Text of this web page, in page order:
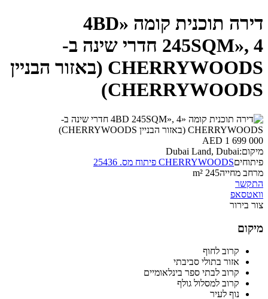
דירה תוכנית קומה «4BD
245SQM», 4 חדרי שינה ב-
CHERRYWOODS (באזור הבניין
CHERRYWOODS)
AED 1 699 000
מיקום:Dubai Land, Dubai
פיתוחיםCHERRYWOODS פיתוח מס. 25436
מרחב מחייה245 m²
התקשר
וואטסאפ
צור בירור
מיקום
קרוב לחוף
אזור בתולי סביבתי
קרוב לבתי ספר בינלאומיים
קרוב למסלול גולף
נוף לעיר